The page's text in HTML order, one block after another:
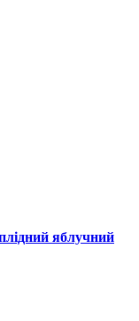
яблучний